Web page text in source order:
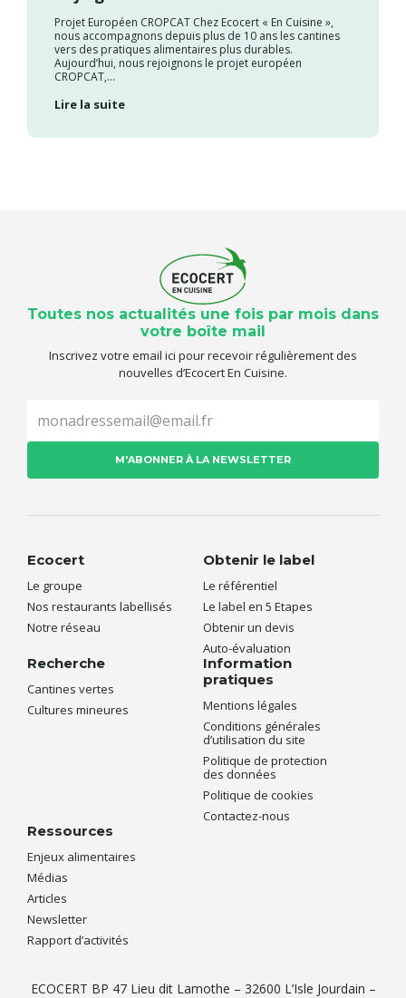
Projet Européen CROPCAT Chez Ecocert « En Cuisine »,
nous accompagnons depuis plus de 10 ans les cantines
vers des pratiques alimentaires plus durables.
Aujourd’hui, nous rejoignons le projet européen
CROPCAT,...
Lire la suite
Toutes nos actualités une fois par mois dans
votre boîte mail
Inscrivez votre email ici pour recevoir régulièrement des
nouvelles d’Ecocert En Cuisine.
Ecocert
Le groupe
Nos restaurants labellisés
Notre réseau
Obtenir le label
Le référentiel
Le label en 5 Etapes
Obtenir un devis
Auto-évaluation
Recherche
Cantines vertes
Cultures mineures
Information
pratiques
Mentions légales
Conditions générales
d’utilisation du site
Politique de protection
des données
Politique de cookies
Contactez-nous
Ressources
Enjeux alimentaires
Médias
Articles
Newsletter
Rapport d’activités
ECOCERT BP 47 Lieu dit Lamothe – 32600 L’Isle Jourdain –